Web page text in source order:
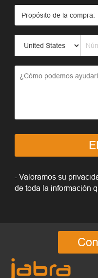
- Valoramos su
de toda la información